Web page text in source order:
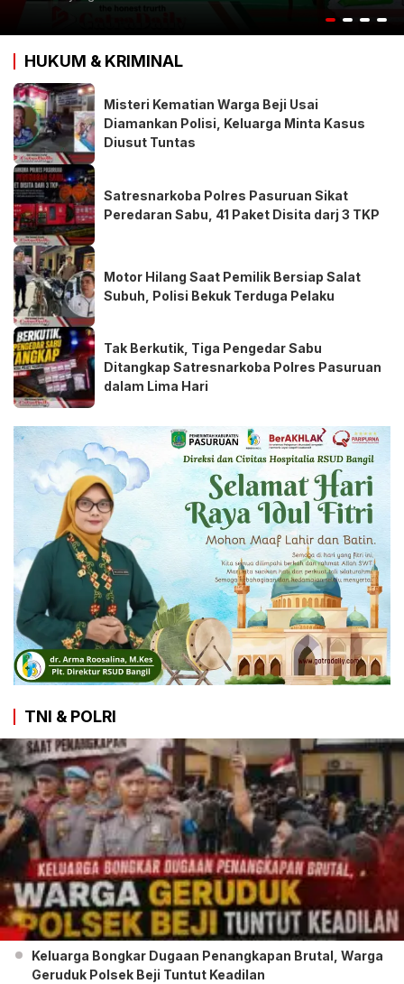
HUKUM & KRIMINAL
Misteri Kematian Warga Beji Usai
Diamankan Polisi, Keluarga Minta Kasus
Diusut Tuntas
Satresnarkoba Polres Pasuruan Sikat
Peredaran Sabu, 41 Paket Disita darj 3 TKP
Motor Hilang Saat Pemilik Bersiap Salat
Subuh, Polisi Bekuk Terduga Pelaku
Tak Berkutik, Tiga Pengedar Sabu
Ditangkap Satresnarkoba Polres Pasuruan
dalam Lima Hari
TNI & POLRI
Keluarga Bongkar Dugaan Penangkapan Brutal, Warga
Geruduk Polsek Beji Tuntut Keadilan